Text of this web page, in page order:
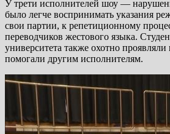
У трети исполнителей шоу —
было легче воспринимать указания
свои партии, к репетиционному
переводчиков жестового языка.
университета также охотно
помогали другим исполнителям.